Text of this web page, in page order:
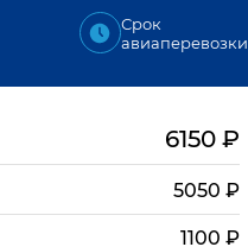
Срок
авиаперевозки
6150₽
5050 ₽
1100 ₽